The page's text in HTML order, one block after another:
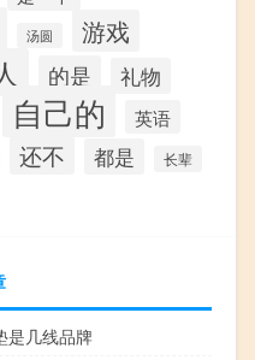
汤圆 游戏
的是 礼物
自己的 英语
还不 都是 长辈
是几线品牌